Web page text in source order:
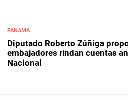
PANAMÁ
Diputado Roberto Zúñiga
embajadores rindan cuentas
Nacional